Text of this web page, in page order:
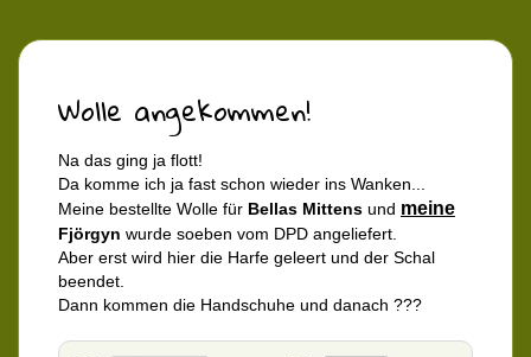
Wolle angekommen!
Na das ging ja flott!
Da komme ich ja fast schon wieder ins Wanken...
Meine bestellte Wolle für Bellas Mittens und meine
Fjörgyn wurde soeben vom DPD angeliefert.
Aber erst wird hier die Harfe geleert und der Schal
beendet.
Dann kommen die Handschuhe und danach ???